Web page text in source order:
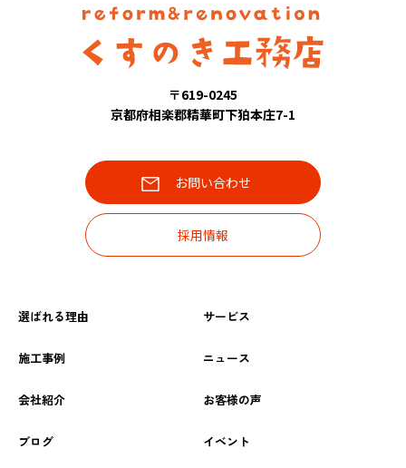
〒619-0245
京都府相楽郡精華町下狛本庄7-1
お問い合わせ
採用情報
選ばれる理由 サービス
施工事例 ニュース
会社紹介 お客様の声
ブログ イベント